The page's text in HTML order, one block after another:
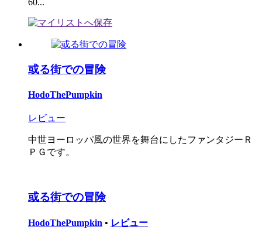
60...
或る街での冒険
HodoThePumpkin
レビュー
中世ヨーロッパ風の世界を舞台にしたファンタジーＲ
ＰＧです。
或る街での冒険
HodoThePumpkin • レビュー